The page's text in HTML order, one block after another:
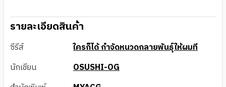
รายละเอียดสินค้า
ซีรีส์
ใครก็ได้ กำจัดหนวดกลายพันธุ์ให้ผมที
นักเขียน
OSUSHI-OG